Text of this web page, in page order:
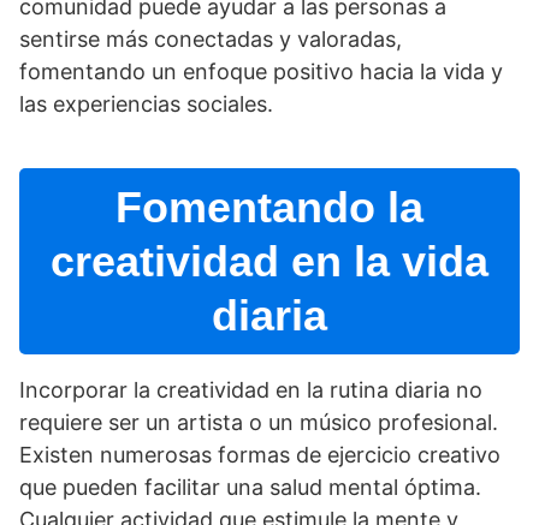
comunidad puede ayudar a las personas a
sentirse más conectadas y valoradas,
fomentando un enfoque positivo hacia la vida y
las experiencias sociales.
Fomentando la
creatividad en la vida
diaria
Incorporar la creatividad en la rutina diaria no
requiere ser un artista o un músico profesional.
Existen numerosas formas de ejercicio creativo
que pueden facilitar una salud mental óptima.
Cualquier actividad que estimule la mente y